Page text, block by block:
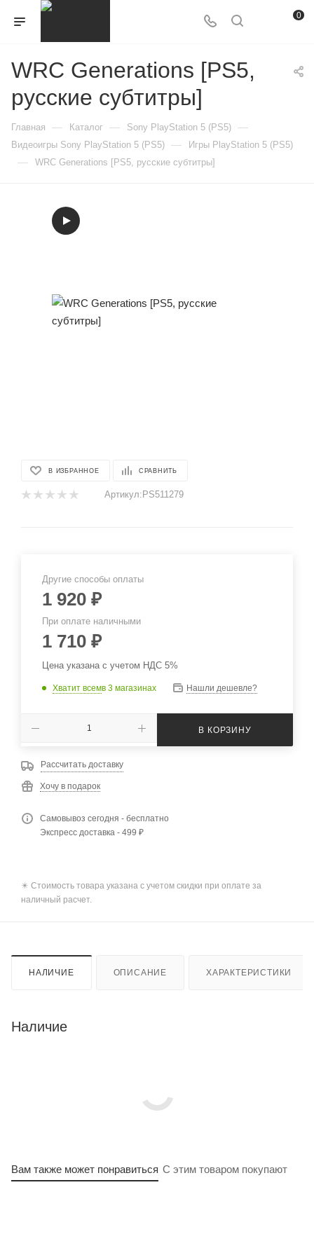
0
WRC Generations [PS5,
русские субтитры]
Главная — Каталог — Sony PlayStation 5 (PS5) —
Видеоигры Sony PlayStation 5 (PS5) — Игры PlayStation 5 (PS5)
— WRC Generations [PS5, русские субтитры]
В ИЗБРАННОЕ СРАВНИТЬ
Артикул: PS511279
Другие способы оплаты
1 920 ₽
При оплате наличными
1 710 ₽
Цена указана с учетом НДС 5%
Хватит всемв 3 магазинах Нашли дешевле?
В КОРЗИНУ
Рассчитать доставку
Хочу в подарок
Самовывоз сегодня - бесплатно
Экспресс доставка - 499 ₽
✴️ Стоимость товара указана с учетом скидки при оплате за
наличный расчет.
НАЛИЧИЕ ОПИСАНИЕ ХАРАКТЕРИСТИКИ
Наличие
Вам также может понравиться С этим товаром покупают